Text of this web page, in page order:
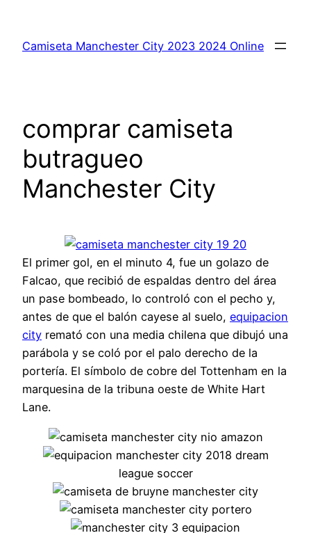
contenido
Camiseta Manchester City 2023 2024 Online
comprar camiseta
butragueo
Manchester City
El primer gol, en el minuto 4, fue un golazo de
Falcao, que recibió de espaldas dentro del área
un pase bombeado, lo controló con el pecho y,
antes de que el balón cayese al suelo, equipacion
city remató con una media chilena que dibujó una
parábola y se coló por el palo derecho de la
portería. El símbolo de cobre del Tottenham en la
marquesina de la tribuna oeste de White Hart
Lane.